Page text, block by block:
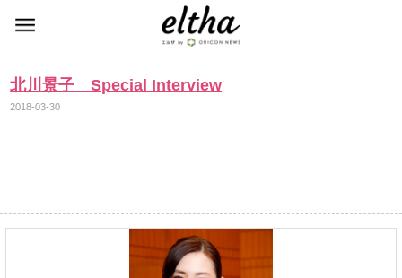
北川景子 Special Interview
2018-03-30